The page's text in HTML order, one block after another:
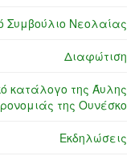
Συμβούλιο Νεολαίας
Διαφώτιση
κατάλογο της Άυλης
της Ουνέσκο
Εκδηλώσεις